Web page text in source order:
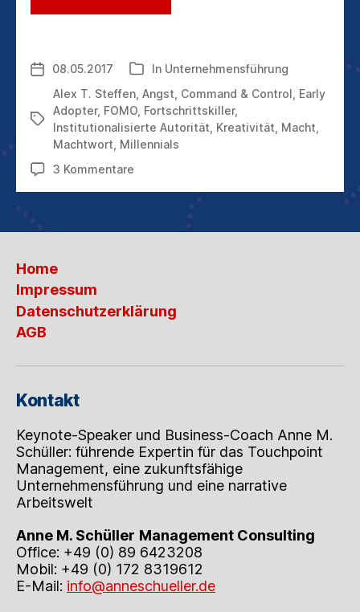
„JUNGEN“
NICHT
LERNEN
–
UND
STRUKTUREN
VERHARREN
Veröffentlichungsdatum
08.05.2017 Kategorien
In Unternehmensführung
Schlagwörter
Alex T. Steffen Angst Command & Control Early
Adopter, FOMO Fortschrittskiller,
Institutionalisierte Autorität Kreativität Macht
Machtwort Millennials
3 Kommentare
von
lernen
–
alten
Home
Impressum
Datenschutzerklärung
AGB
Kontakt
Keynote-Speaker und Business-Coach Anne M.
Schüller: führende Expertin für das Touchpoint
Management, eine zukunftsfähige
Unternehmensführung und eine narrative
Arbeitswelt
Anne M. Schüller Management Consulting
Office: +49 (0) 89 6423208
Mobil: +49 (0) 172 8319612
E-Mail: info@anneschueller.de